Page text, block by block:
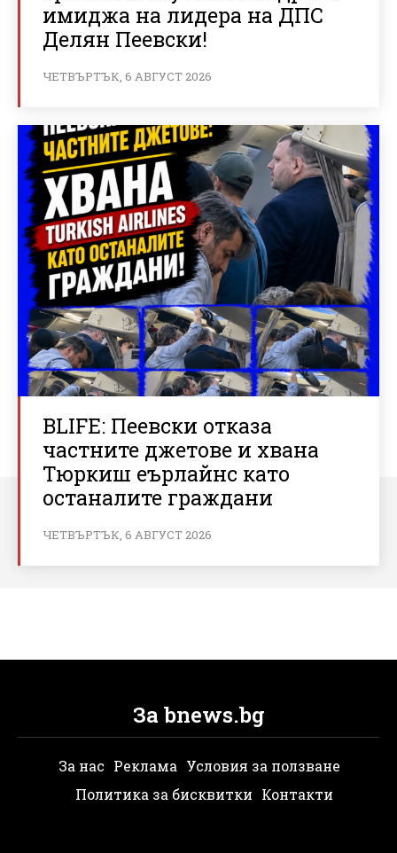
имиджа на лидера на ДПС
Делян Пеевски!
ЧЕТВЪРТЪК, 6 АВГУСТ 2026
BLIFE: Пеевски отказа
частните джетове и хвана
Тюркиш еърлайнс като
останалите граждани
ЧЕТВЪРТЪК, 6 АВГУСТ 2026
За bnews.bg
За нас Реклама Условия за ползване
Политика за бисквитки Контакти